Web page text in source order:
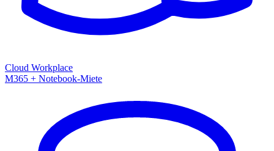
Cloud Workplace
M365 + Notebook-Miete